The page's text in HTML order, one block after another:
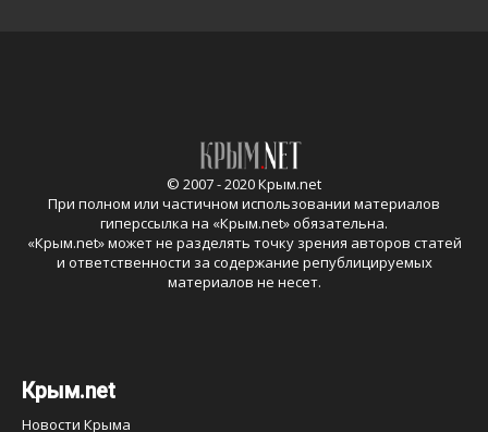
© 2007 - 2020 Крым.net
При полном или частичном использовании материалов
гиперссылка на «Крым.net» обязательна.
«Крым.net» может не разделять точку зрения авторов статей
и ответственности за содержание републицируемых
материалов не несет.
Крым.net
Новости Крыма